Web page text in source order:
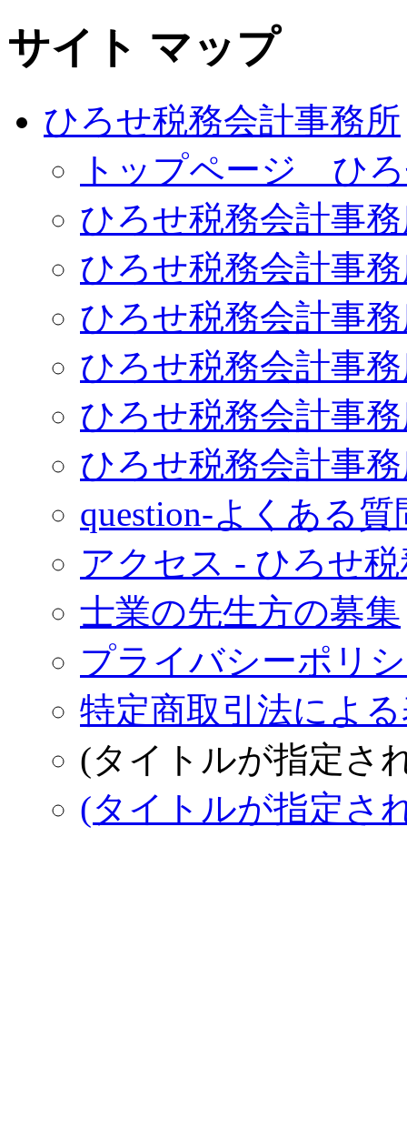
サイト マップ
ひろせ税務会計事務所
トップページ ひ
ひろせ税務会計事
ひろせ税務会計事
ひろせ税務会計事
ひろせ税務会計事
ひろせ税務会計事
ひろせ税務会計事
question-よくある質
アクセス - ひろせ
士業の先生方の募集
プライバシーポリ
特定商取引法によ
(タイトルが指定さ
(タイトルが指定さ